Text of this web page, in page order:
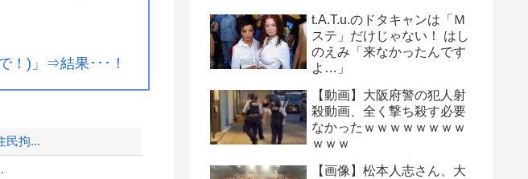
！)」⇒結果･･･！
民拘...
t.A.T.u.のドタキャンは「Ｍ
ステ」だけじゃない！ はし
のえみ「来なかったんです
よ…」
【動画】大阪府警の犯人射
殺動画、全く撃ち殺す必要
なかったｗｗｗｗｗｗｗｗ
ｗｗｗ
【画像】松本人志さん、大